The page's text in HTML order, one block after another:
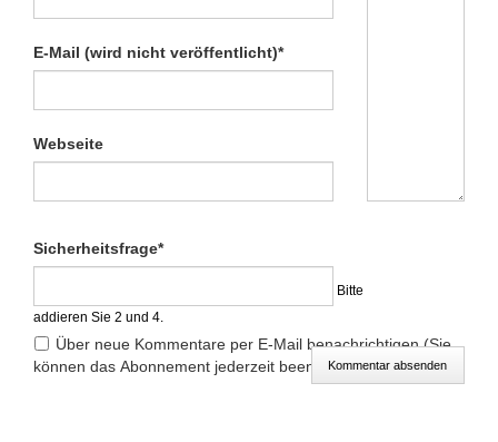
Pflichtfeld
E-Mail (wird nicht veröffentlicht)*
Webseite
Pflichtfeld
Sicherheitsfrage*
Bitte
addieren Sie 2 und 4.
Über neue Kommentare per E-Mail benachrichtigen (Sie
können das Abonnement jederzeit beenden)Kommentar absenden